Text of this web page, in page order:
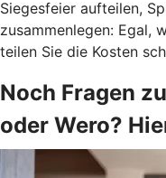
Siegesfeier aufteilen,
zusammenlegen: Egal,
teilen Sie die Kosten
Noch Fragen
oder Wero?